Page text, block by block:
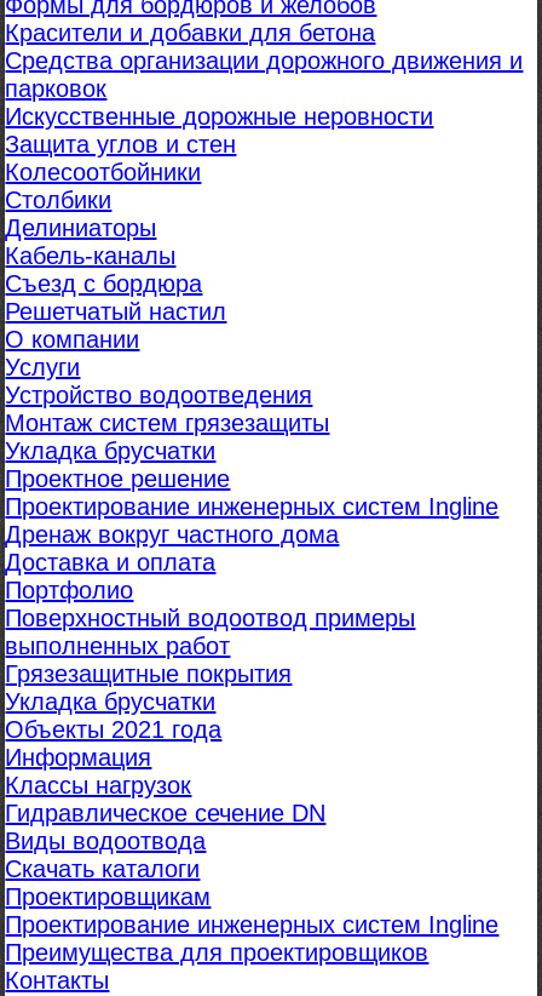
Формы для бордюров и желобов
Красители и добавки для бетона
Средства организации дорожного движения и
парковок
Искусственные дорожные неровности
Защита углов и стен
Колесоотбойники
Столбики
Делиниаторы
Кабель-каналы
Съезд с бордюра
Решетчатый настил
О компании
Услуги
Устройство водоотведения
Монтаж систем грязезащиты
Укладка брусчатки
Проектное решение
Проектирование инженерных систем Ingline
Дренаж вокруг частного дома
Доставка и оплата
Портфолио
Поверхностный водоотвод примеры
выполненных работ
Грязезащитные покрытия
Укладка брусчатки
Объекты 2021 года
Информация
Классы нагрузок
Гидравлическое сечение DN
Виды водоотвода
Скачать каталоги
Проектировщикам
Проектирование инженерных систем Ingline
Преимущества для проектировщиков
Контакты